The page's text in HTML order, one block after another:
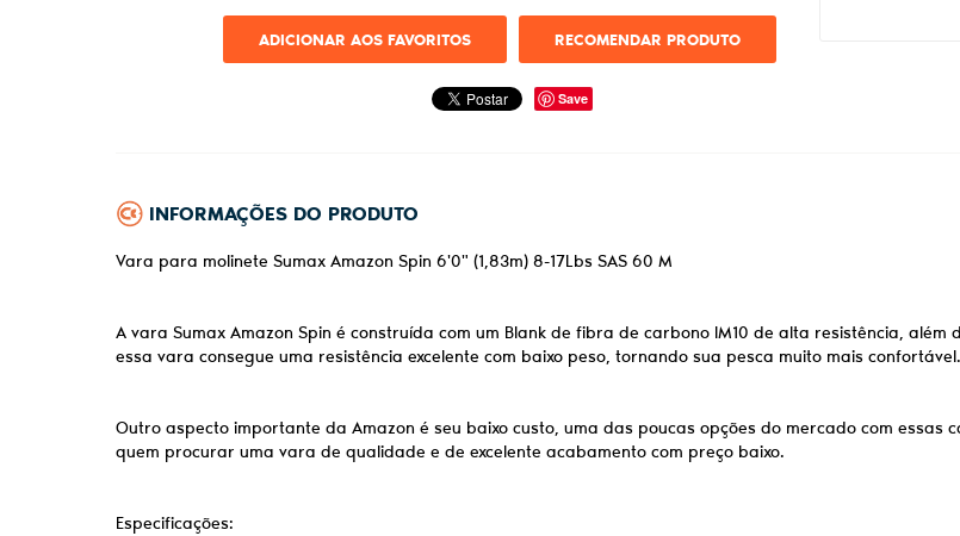
ADICIONAR AOS FAVORITOS RECOMENDAR PRODUTO
Save
INFORMAÇÕES DO PRODUTO
Vara para molinete Sumax Amazon Spin 6'0" (1,83m) 8-17Lbs SAS 60 M
A vara Sumax Amazon Spin é construída com um Blank de fibra de carbono IM10 de alta resistência,
essa vara consegue uma resistência excelente com baixo peso, tornando sua pesca muito mais confortável.
Outro aspecto importante da Amazon é seu baixo custo, uma das poucas opções do mercado com essas
quem procurar uma vara de qualidade e de excelente acabamento com preço baixo.
Especificações: